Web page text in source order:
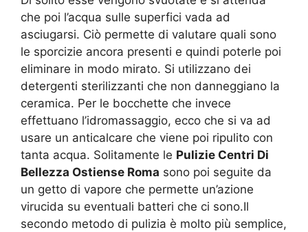
che poi l’acqua sulle superfici vada ad
asciugarsi. Ciò permette di valutare quali sono
le sporcizie ancora presenti e quindi poterle poi
eliminare in modo mirato. Si utilizzano dei
detergenti sterilizzanti che non danneggiano la
ceramica. Per le bocchette che invece
effettuano l’idromassaggio, ecco che si va ad
usare un anticalcare che viene poi ripulito con
tanta acqua. Solitamente le Pulizie Centri Di
Bellezza Ostiense Roma sono poi seguite da
un getto di vapore che permette un’azione
virucida su eventuali batteri che ci sono.Il
secondo metodo di pulizia è molto più semplice,